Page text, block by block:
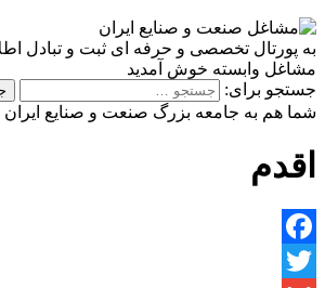
به پورتال تخصصی و حرفه ای ثبت و تبادل
مشاغل وابسته خوش آمدید
جستجو برای:
شما هم به جامعه بزرگ صنعت و صنایع ایران
اقدم
Facebook